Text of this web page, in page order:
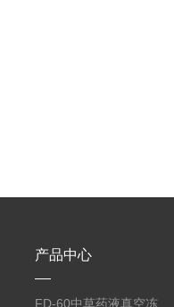
产品中心
FD-60中草药液真空冻